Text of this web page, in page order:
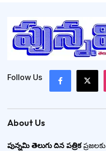
Follow Us
About Us
పున్నమి తెలుగు దిన పత్రికప్రజలకు